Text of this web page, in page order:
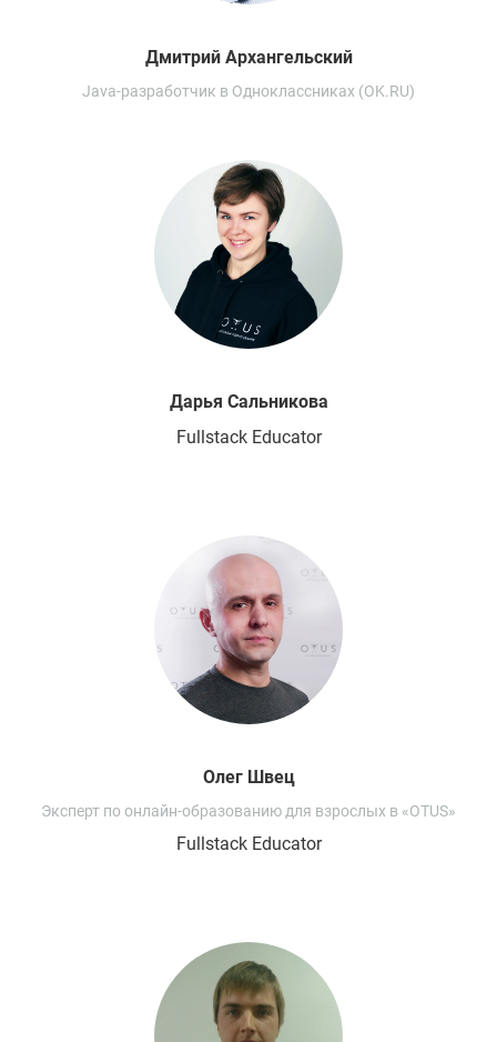
Дмитрий Архангельский
Java-разработчик в Одноклассниках (OK.RU)
Дарья Сальникова
Fullstack Educator
Олег Швец
Эксперт по онлайн-образованию для взрослых в «OTUS»
Fullstack Educator